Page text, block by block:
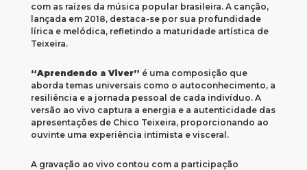
com as raízes da música popular brasileira. A canção,
lançada em 2018, destaca-se por sua profundidade
lírica e melódica, refletindo a maturidade artística de
Teixeira.
“Aprendendo a Viver” é uma composição que
aborda temas universais como o autoconhecimento, a
resiliência e a jornada pessoal de cada indivíduo. A
versão ao vivo captura a energia e a autenticidade das
apresentações de Chico Teixeira, proporcionando ao
ouvinte uma experiência intimista e visceral.
A gravação ao vivo contou com a participação